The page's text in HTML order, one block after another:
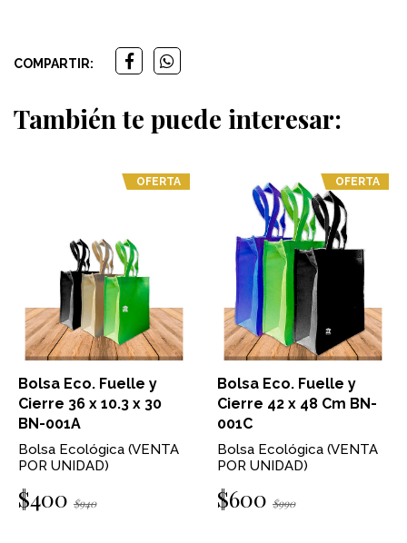
COMPARTIR:
También te puede interesar:
OFERTA
Bolsa Eco. Fuelle y
Cierre 36 x 10.3 x 30
BN-001A
Bolsa Ecológica (VENTA
POR UNIDAD)
$400 $940
OFERTA
Bolsa Eco. Fuelle y
Cierre 42 x 48 Cm BN-
001C
Bolsa Ecológica (VENTA
POR UNIDAD)
$600 $990